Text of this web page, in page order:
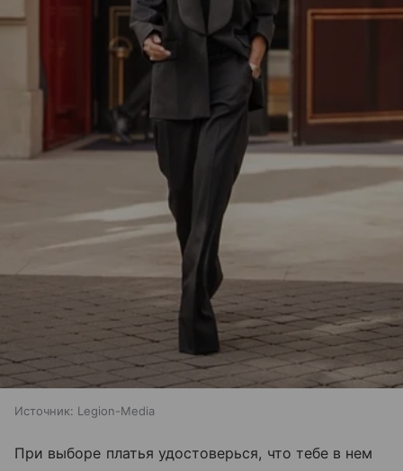
Источник: Legion-Media
При выборе платья удостоверься, что тебе в нем